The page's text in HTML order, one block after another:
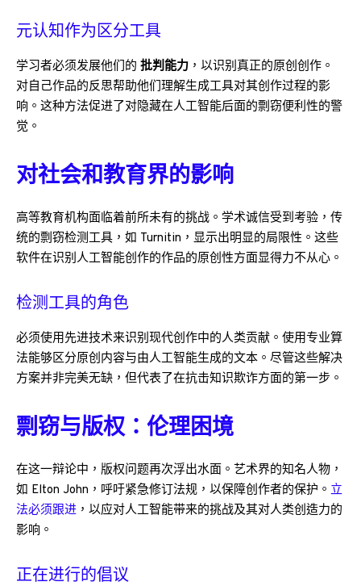
元认知作为区分工具
学习者必须发展他们的 批判能力 ，以识别真正的原创创作。
对自己作品的反思帮助他们理解生成工具对其创作过程的影
响。这种方法促进了对隐藏在人工智能后面的剽窃便利性的警
觉。
对社会和教育界的影响
高等教育机构面临着前所未有的挑战。学术诚信受到考验，传
统的剽窃检测工具，如 Turnitin，显示出明显的局限性。这些
软件在识别人工智能创作的作品的原创性方面显得力不从心。
检测工具的角色
必须使用先进技术来识别现代创作中的人类贡献。使用专业算
法能够区分原创内容与由人工智能生成的文本。尽管这些解决
方案并非完美无缺，但代表了在抗击知识欺诈方面的第一步。
剽窃与版权：伦理困境
在这一辩论中，版权问题再次浮出水面。艺术界的知名人物，
如 Elton John，呼吁紧急修订法规，以保障创作者的保护。 立
法必须跟进 ，以应对人工智能带来的挑战及其对人类创造力的
影响。
正在进行的倡议